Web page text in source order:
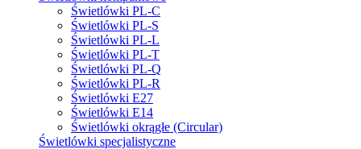
Świetlówki PL-C
Świetlówki PL-S
Świetlówki PL-L
Świetlówki PL-T
Świetlówki PL-Q
Świetlówki PL-R
Świetlówki E27
Świetlówki E14
Świetlówki okrągłe (Circular)
Świetlówki specjalistyczne